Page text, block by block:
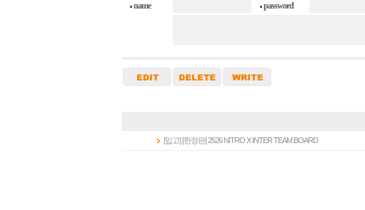
name password
[입고] [한정판] 2526 NITRO X INTER TEAM BOARD